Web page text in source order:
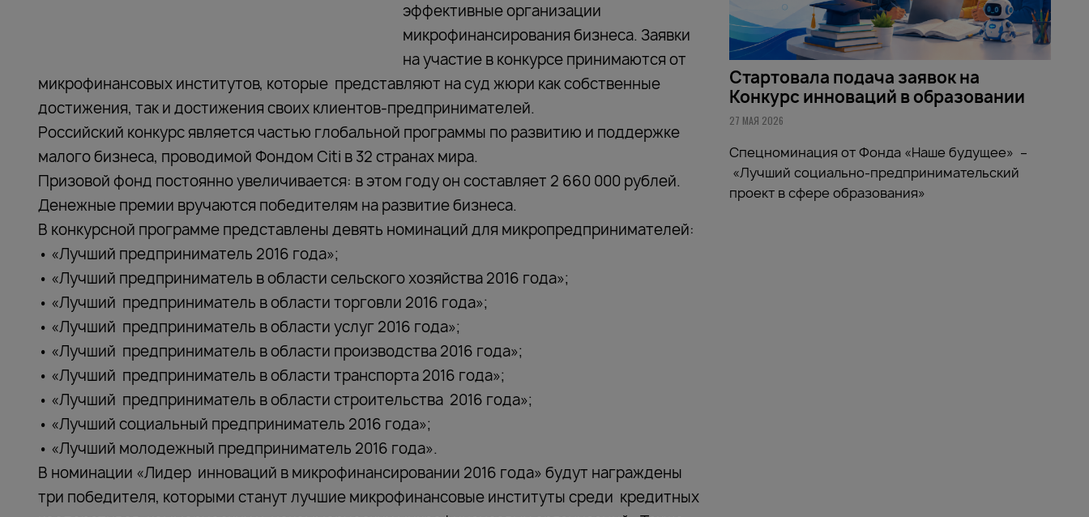
эффективные организации
микрофинансирования бизнеса. Заявки
на участие в конкурсе принимаются от
микрофинансовых институтов, которые представляют на суд жюри как собственные
достижения, так и достижения своих клиентов-предпринимателей.
Российский конкурс является частью глобальной программы по развитию и поддержке
малого бизнеса, проводимой Фондом Citi в 32 странах мира.
Призовой фонд постоянно увеличивается: в этом году он составляет 2 660 000 рублей.
Денежные премии вручаются победителям на развитие бизнеса.
В конкурсной программе представлены девять номинаций для микропредпринимателей:
• «Лучший предприниматель 2016 года»;
• «Лучший предприниматель в области сельского хозяйства 2016 года»;
• «Лучший предприниматель в области торговли 2016 года»;
• «Лучший предприниматель в области услуг 2016 года»;
• «Лучший предприниматель в области производства 2016 года»;
• «Лучший предприниматель в области транспорта 2016 года»;
• «Лучший предприниматель в области строительства 2016 года»;
• «Лучший социальный предприниматель 2016 года»;
• «Лучший молодежный предприниматель 2016 года».
В номинации «Лидер инноваций в микрофинансировании 2016 года» будут награждены
три победителя, которыми станут лучшие микрофинансовые институты среди кредитных
Стартовала подача заявок на
Конкурс инноваций в образовании
27 МАЯ 2026
Спецноминация от Фонда «Наше будущее» –
«Лучший социально-предпринимательский
проект в сфере образования»